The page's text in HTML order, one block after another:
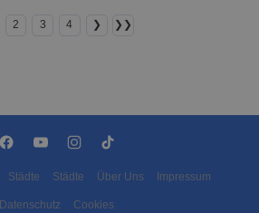
2 3 4 ❯ ❯❯
Städte Städte Über Uns Impressum
Datenschutz Cookies